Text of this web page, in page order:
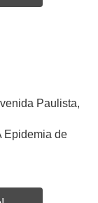
Paulista,
Epidemia de